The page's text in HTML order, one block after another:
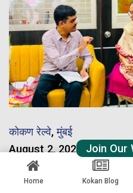
कोकण रेल्वे,मुंबई
August 2, 2026 10:06 am
Home Kokan Blog
Join Our